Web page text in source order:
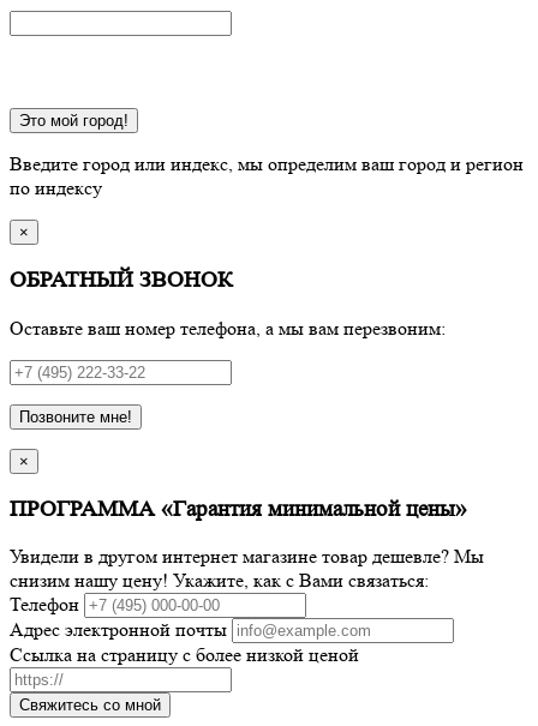
Это мой город!
Введите город или индекс, мы определим ваш город и регион
по индексу
×
ОБРАТНЫЙ ЗВОНОК
Оставьте ваш номер телефона, а мы вам перезвоним:
Позвоните мне!
×
ПРОГРАММА «Гарантия минимальной цены»
Увидели в другом интернет магазине товар дешевле? Мы
снизим нашу цену! Укажите, как с Вами связаться:
Телефон
Адрес электронной почты
Ссылка на страницу с более низкой ценой
Свяжитесь со мной